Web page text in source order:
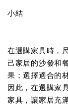
小結
在選購家具時，
己家居的沙發和
果；選擇適合的
因此，在選購家
家具，讓家居充